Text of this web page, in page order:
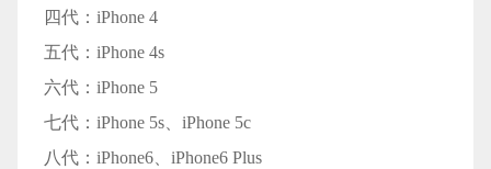
四代：iPhone 4
五代：iPhone 4s
六代：iPhone 5
七代：iPhone 5s、iPhone 5c
八代：iPhone6、iPhone6 Plus